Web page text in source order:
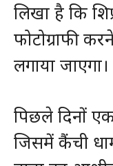
लिखा है कि
फोटोग्राफी
लगाया जाएगा।
पिछले दिनों
जिसमें कैंची